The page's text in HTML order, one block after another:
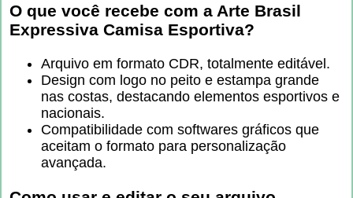
O que você recebe com a Arte Brasil
Expressiva Camisa Esportiva?
Arquivo em formato CDR, totalmente editável.
Design com logo no peito e estampa grande
nas costas, destacando elementos esportivos e
nacionais.
Compatibilidade com softwares gráficos que
aceitam o formato para personalização
avançada.